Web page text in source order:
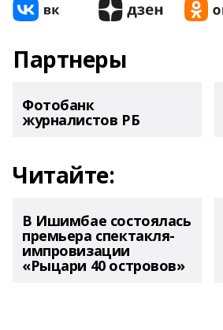
Партнеры
Фотобанк
журналистов РБ
Читайте:
В Ишимбае состоялась
премьера спектакля-
импровизации
«Рыцари 40 островов»